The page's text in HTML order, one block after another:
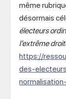
même
désormais
électeurs
l’extrême
https://
des-